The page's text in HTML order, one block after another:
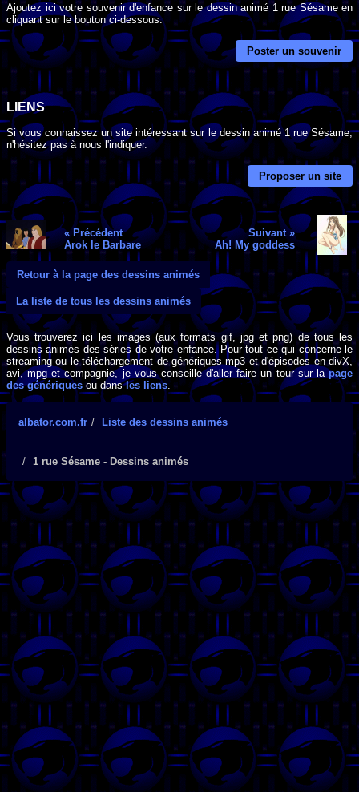
Ajoutez ici votre souvenir d'enfance sur le dessin animé 1 rue Sésame en
cliquant sur le bouton ci-dessous.
Poster un souvenir
LIENS
Si vous connaissez un site intéressant sur le dessin animé 1 rue Sésame,
n'hésitez pas à nous l'indiquer.
Proposer un site
« Précédent
Arok le Barbare
Suivant »
Ah! My goddess
Retour à la page des dessins animés
La liste de tous les dessins animés
Vous trouverez ici les images (aux formats gif, jpg et png) de tous les
dessins animés des séries de votre enfance. Pour tout ce qui concerne le
streaming ou le téléchargement de génériques mp3 et d'épisodes en divX,
avi, mpg et compagnie, je vous conseille d'aller faire un tour sur la page
des génériques ou dansles liens.
albator.com.fr Liste des dessins animés
1 rue Sésame - Dessins animés